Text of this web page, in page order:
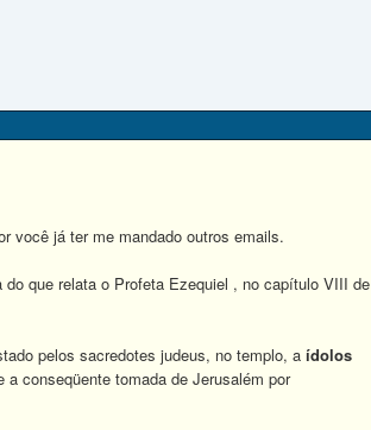
você já ter me mandado outros emails.
que relata o Profeta Ezequiel , no capítulo VIII de
pelos sacredotes judeus, no templo, a ídolos
conseqüente tomada de Jerusalém por